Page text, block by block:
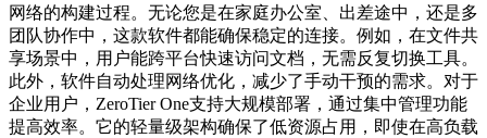
网络的构建过程。无论您是在家庭办公室、出差途中，还是多
团队协作中，这款软件都能确保稳定的连接。例如，在文件共
享场景中，用户能跨平台快速访问文档，无需反复切换工具。
此外，软件自动处理网络优化，减少了手动干预的需求。对于
企业用户，ZeroTier One支持大规模部署，通过集中管理功能
提高效率。它的轻量级架构确保了低资源占用，即使在高负载